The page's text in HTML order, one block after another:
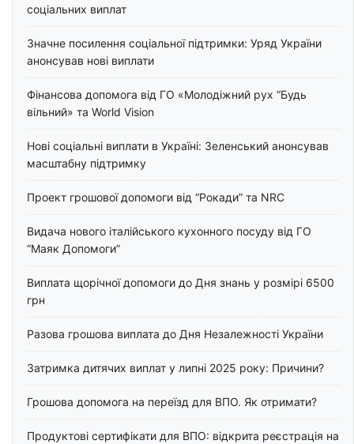
соціальних виплат
Значне посилення соціальної підтримки: Уряд України
анонсував нові виплати
Фінансова допомога від ГО «Молодіжний рух “Будь
вільний» та World Vision
Нові соціальні виплати в Україні: Зеленський анонсував
масштабну підтримку
Проект грошової допомоги від “Рокади” та NRC
Видача нового італійського кухонного посуду від ГО
“Маяк Допомоги”
Виплата щорічної допомоги до Дня знань у розмірі 6500
грн
Разова грошова виплата до Дня Незалежності України
Затримка дитячих виплат у липні 2025 року: Причини?
Грошова допомога на переїзд для ВПО. Як отримати?
Продуктові сертифікати для ВПО: відкрита реєстрація на